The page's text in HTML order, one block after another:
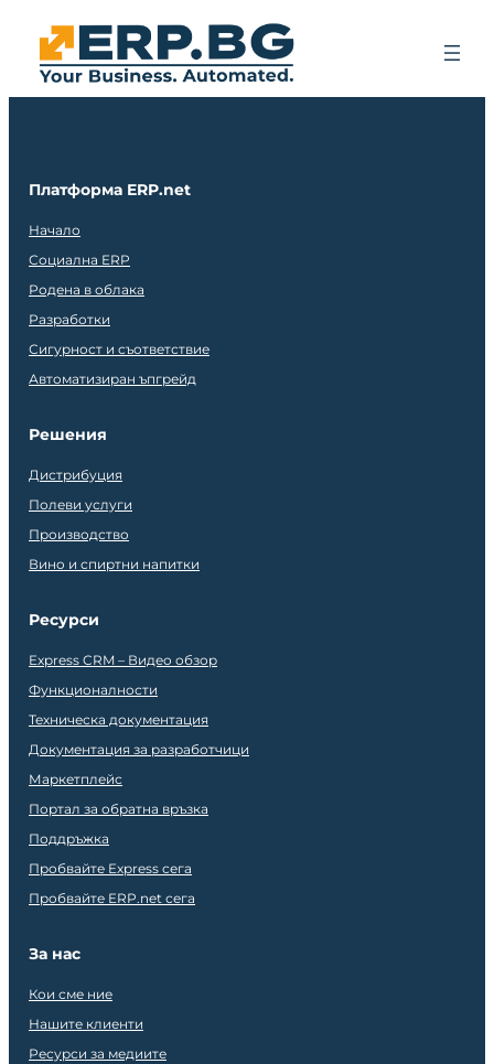
Платформа ERP.net
Начало
Социална ERP
Родена в облака
Разработки
Сигурност и съответствие
Автоматизиран ъпгрейд
Решения
Дистрибуция
Полеви услуги
Производство
Вино и спиртни напитки
Ресурси
Express CRM – Видео обзор
Функционалности
Техническа документация
Документация за разработчици
Маркетплейс
Портал за обратна връзка
Поддръжка
Пробвайте Express сега
Пробвайте ERP.net сега
За нас
Кои сме ние
Нашите клиенти
Ресурси за медиите